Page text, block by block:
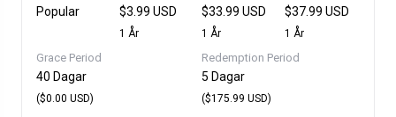
Popular $3.99 USD
1 År
$33.99 USD
1 År
$37.99 USD
1 År
Grace Period
40 Dagar
($0.00 USD)
Redemption Period
5 Dagar
($175.99 USD)